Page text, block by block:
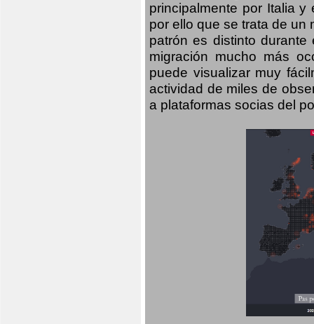
principalmente por Italia
por ello que se trata de un
patrón es distinto
migración mucho más
puede visualizar muy
actividad de miles de
a plataformas socias del